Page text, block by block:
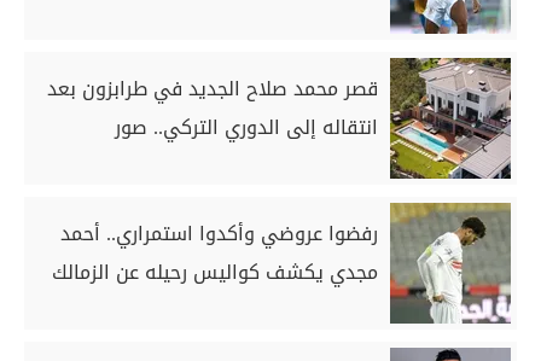
قصر محمد صلاح الجديد في طرابزون بعد
انتقاله إلى الدوري التركي.. صور
رفضوا عروضي وأكدوا استمراري.. أحمد
مجدي يكشف كواليس رحيله عن الزمالك